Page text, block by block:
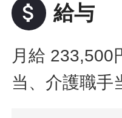
attach_money 給与
月給 233,500
当、介護職